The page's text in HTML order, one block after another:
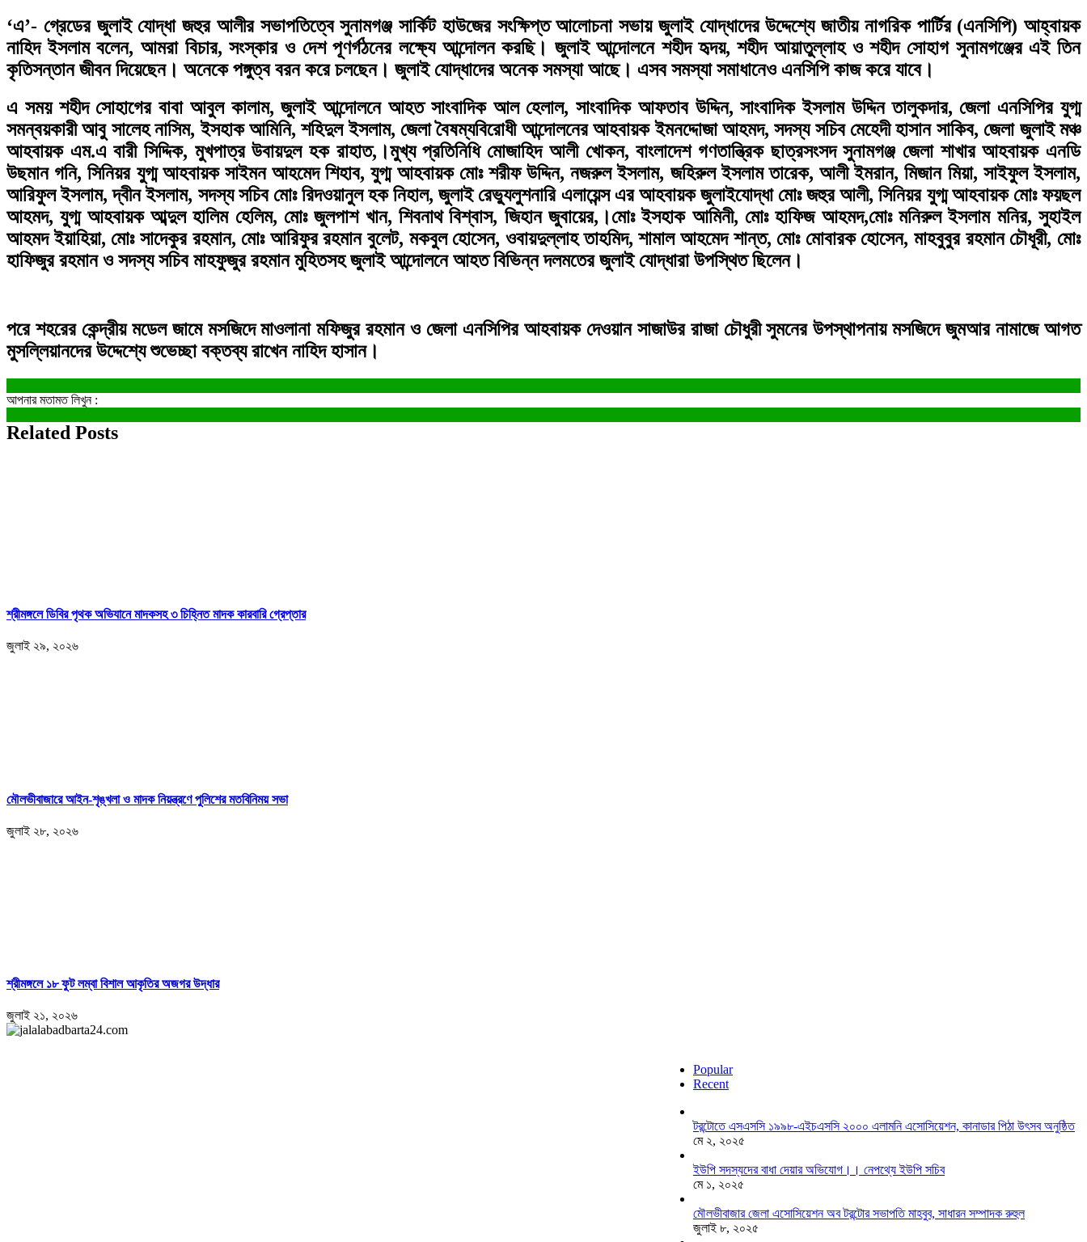
‘এ’- গ্রেডের জুলাই যোদ্ধা জহুর আলীর সভাপতিত্বে সুনামগঞ্জ সার্কিট হাউজের সংক্ষিপ্ত আলোচনা সভায় জুলাই যোদ্ধাদের উদ্দেশ্যে জাতীয় নাগরিক পার্টির (এনসিপি) আহ্বায়ক
নাহিদ ইসলাম বলেন, আমরা বিচার, সংস্কার ও দেশ পূণর্গঠনের লক্ষ্যে আন্দোলন করছি। জুলাই আন্দোলনে শহীদ হৃদয়, শহীদ আয়াতুল্লাহ ও শহীদ সোহাগ সুনামগঞ্জের এই তিন
কৃতিসন্তান জীবন দিয়েছেন। অনেকে পঙ্গুত্ব বরন করে চলছেন। জুলাই যোদ্ধাদের অনেক সমস্যা আছে। এসব সমস্যা সমাধানেও এনসিপি কাজ করে যাবে।
এ সময় শহীদ সোহাগের বাবা আবুল কালাম, জুলাই আন্দোলনে আহত সাংবাদিক আল হেলাল, সাংবাদিক আফতাব উদ্দিন, সাংবাদিক ইসলাম উদ্দিন তালুকদার, জেলা এনসিপির যুগ্ম
সমন্বয়কারী আবু সালেহ নাসিম, ইসহাক আমিনি, শহিদুল ইসলাম, জেলা বৈষম্যবিরোধী আন্দোলনের আহবায়ক ইমনদ্দোজা আহমদ, সদস্য সচিব মেহেদী হাসান সাকিব, জেলা জুলাই মঞ্চ
আহবায়ক এম.এ বারী সিদ্দিক, মুখপাত্র উবায়দুল হক রাহাত,।মুখ্য প্রতিনিধি মোজাহিদ আলী খোকন, বাংলাদেশ গণতান্ত্রিক ছাত্রসংসদ সুনামগঞ্জ জেলা শাখার আহবায়ক এনডি
উছমান গনি, সিনিয়র যুগ্ম আহবায়ক সাইমন আহমেদ শিহাব, যুগ্ম আহবায়ক মোঃ শরীফ উদ্দিন, নজরুল ইসলাম, জহিরুল ইসলাম তারেক, আলী ইমরান, মিজান মিয়া, সাইফুল ইসলাম,
আরিফুল ইসলাম, দ্বীন ইসলাম, সদস্য সচিব মোঃ রিদওয়ানুল হক নিহাল, জুলাই রেভ্যুলুশনারি এলায়েন্স এর আহবায়ক জুলাইযোদ্ধা মোঃ জহুর আলী, সিনিয়র যুগ্ম আহবায়ক মোঃ ফয়ছল
আহমদ, যুগ্ম আহবায়ক আব্দুল হালিম হেলিম, মোঃ জুলপাশ খান, শিবনাথ বিশ্বাস, জিহান জুবায়ের,।মোঃ ইসহাক আমিনী, মোঃ হাফিজ আহমদ,মোঃ মনিরুল ইসলাম মনির, সুহাইল
আহমদ ইয়াহিয়া, মোঃ সাদেকুর রহমান, মোঃ আরিফুর রহমান বুলেট, মকবুল হোসেন, ওবায়দুল্লাহ তাহমিদ, শামাল আহমেদ শান্ত, মোঃ মোবারক হোসেন, মাহবুবুর রহমান চৌধূরী, মোঃ
হাফিজুর রহমান ও সদস্য সচিব মাহফুজুর রহমান মুহিতসহ জুলাই আন্দোলনে আহত বিভিন্ন দলমতের জুলাই যোদ্ধারা উপস্থিত ছিলেন।
পরে শহরের কেন্দ্রীয় মডেল জামে মসজিদে মাওলানা মফিজুর রহমান ও জেলা এনসিপির আহবায়ক দেওয়ান সাজাউর রাজা চৌধুরী সুমনের উপস্থাপনায় মসজিদে জুমআর নামাজে আগত
মুসল্লিয়ানদের উদ্দেশ্যে শুভেচ্ছা বক্তব্য রাখেন নাহিদ হাসান।
আপনার মতামত লিখুন :
Related Posts
শ্রীমঙ্গলে ডিবির পৃথক অভিযানে মাদকসহ ৩ চিহ্নিত মাদক কারবারি গ্রেপ্তার
জুলাই ২৯, ২০২৬
মৌলভীবাজারে আইন-শৃঙ্খলা ও মাদক নিয়ন্ত্রণে পুলিশের মতবিনিময় সভা
জুলাই ২৮, ২০২৬
শ্রীমঙ্গলে ১৮ ফুট লম্বা বিশাল আকৃতির অজগর উদ্ধার
জুলাই ২১, ২০২৬
Popular
Recent
টরন্টোতে এসএসসি ১৯৯৮-এইচএসসি ২০০০ এলামনি এসোসিয়েশন, কানাডার পিঠা উৎসব অনুষ্ঠিত
মে ২, ২০২৫
ইউপি সদস্যদের বাধা দেয়ার অভিযোগ।। নেপথ্যে ইউপি সচিব
মে ১, ২০২৫
মৌলভীবাজার জেলা এসোসিয়েশন অব টরন্টোর সভাপতি মাহবুব, সাধারন সম্পাদক রুহুল
জুলাই ৮, ২০২৫